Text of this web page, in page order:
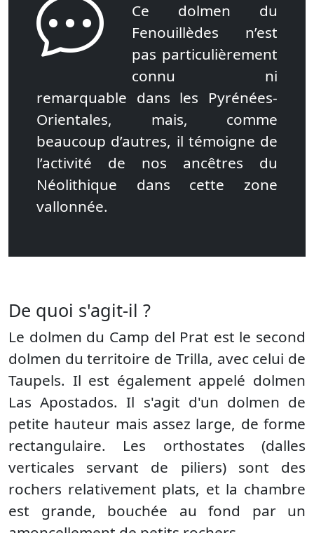
Ce dolmen du
Fenouillèdes n’est
pas particulièrement
connu ni
remarquable dans les Pyrénées-
Orientales, mais, comme
beaucoup d’autres, il témoigne de
l’activité de nos ancêtres du
Néolithique dans cette zone
vallonnée.
De quoi s'agit-il ?
Le dolmen du Camp del Prat est le second
dolmen du territoire de Trilla, avec celui de
Taupels. Il est également appelé dolmen
Las Apostados. Il s'agit d'un dolmen de
petite hauteur mais assez large, de forme
rectangulaire. Les orthostates (dalles
verticales servant de piliers) sont des
rochers relativement plats, et la chambre
est grande, bouchée au fond par un